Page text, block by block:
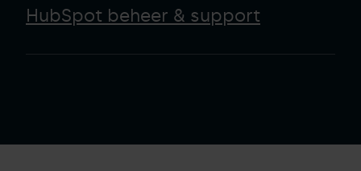
HubSpot beheer & support